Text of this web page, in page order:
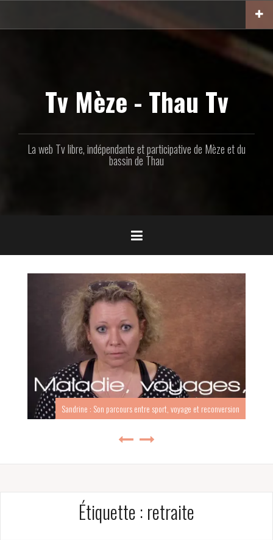
contenu
Tv Mèze - Thau Tv
La web Tv libre, indépendante et participative de Mèze et du
bassin de Thau
Sandrine : Son parcours entre sport, voyage et reconversion
Étiquette : retraite